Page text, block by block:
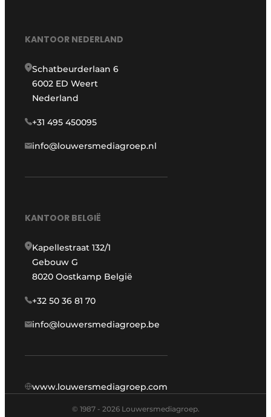
KANTOOR NEDERLAND
Schatbeurderlaan 6
6002 ED Weert
Nederland
+31 495 450095
info@louwersmediagroep.nl
KANTOOR BELGIË
Kapellestraat 132/1
Gebouw G
8020 Oostkamp België
+32 50 36 81 70
info@louwersmediagroep.be
www.louwersmediagroep.com
© 1987 - 2026 Louwersmediagroep.